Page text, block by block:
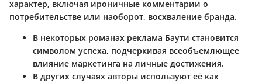
характер, включая ироничные комментарии о
потребительстве или наоборот, восхваление бранда.
В некоторых романах реклама Баути становится
символом успеха, подчеркивая всеобъемлющее
влияние маркетинга на личные достижения.
В других случаях авторы используют её как